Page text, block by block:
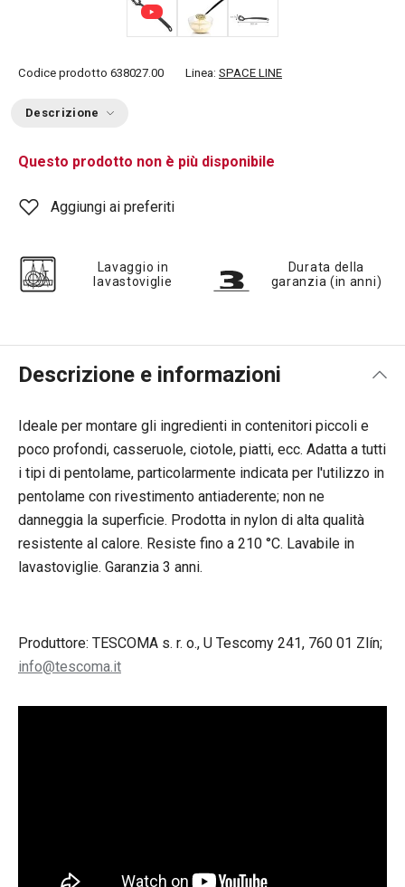
Codice prodotto 638027.00 Linea: SPACE LINE
Descrizione
Questo prodotto non è più disponibile
Aggiungi ai preferiti
Lavaggio in
lavastoviglie
Durata della
garanzia (in anni)
Descrizione e informazioni
Ideale per montare gli ingredienti in contenitori piccoli e
poco profondi, casseruole, ciotole, piatti, ecc. Adatta a tutti
i tipi di pentolame, particolarmente indicata per l'utilizzo in
pentolame con rivestimento antiaderente; non ne
danneggia la superficie. Prodotta in nylon di alta qualità
resistente al calore. Resiste fino a 210 °C. Lavabile in
lavastoviglie. Garanzia 3 anni.
Produttore: TESCOMA s. r. o., U Tescomy 241, 760 01 Zlín;
info@tescoma.it